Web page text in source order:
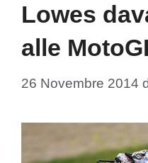
Lowes
alle
26 Novembre 2014